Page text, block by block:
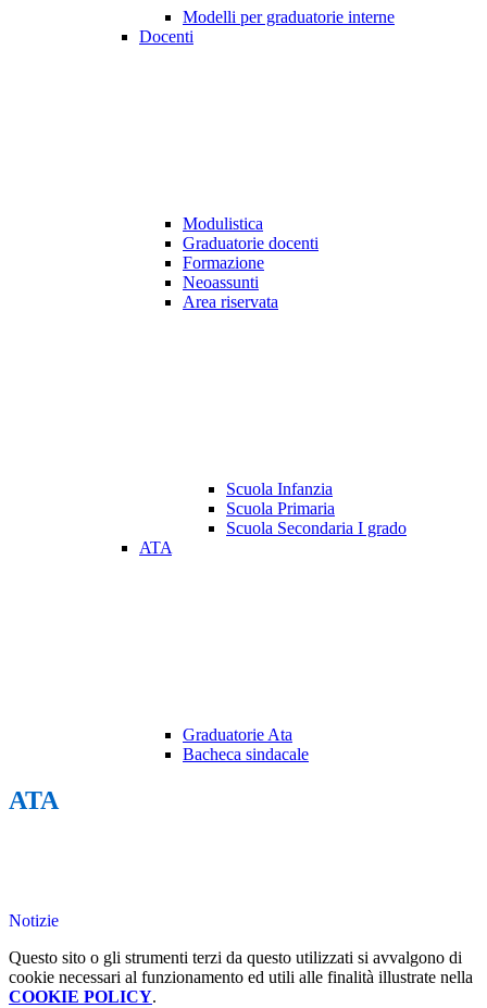
Modelli per graduatorie interne
Docenti
Modulistica
Graduatorie docenti
Formazione
Neoassunti
Area riservata
Scuola Infanzia
Scuola Primaria
Scuola Secondaria I grado
ATA
Graduatorie Ata
Bacheca sindacale
ATA
Notizie
Questo sito o gli strumenti terzi da questo utilizzati si avvalgono di
cookie necessari al funzionamento ed utili alle finalità illustrate nella
COOKIE POLICY.